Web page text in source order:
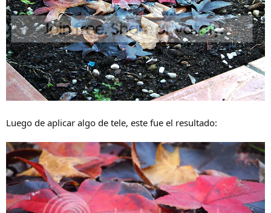
Luego de aplicar algo de tele, este fue el resultado: